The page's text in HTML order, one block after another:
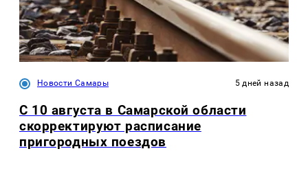
Новости Самары 5 дней назад
С 10 августа в Самарской области
скорректируют расписание
пригородных поездов